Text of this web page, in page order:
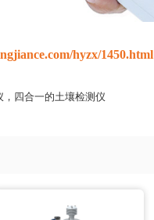
hyzx/1450.html
四合一的土壤检测仪